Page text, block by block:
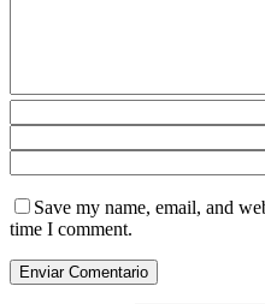
Save my name, email, and
time I comment.